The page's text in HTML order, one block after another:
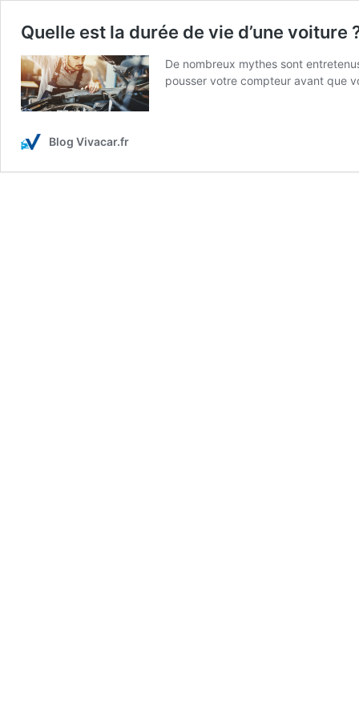
Quelle est la durée de vie d’une voiture
De nombreux mythes sont
pousser votre compteur avant que
Blog Vivacar.fr